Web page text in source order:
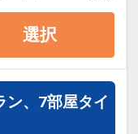
様対象。再
2026年12
によりお受
。事前にご
大雪茶屋」
選択
ン、7部屋タイ